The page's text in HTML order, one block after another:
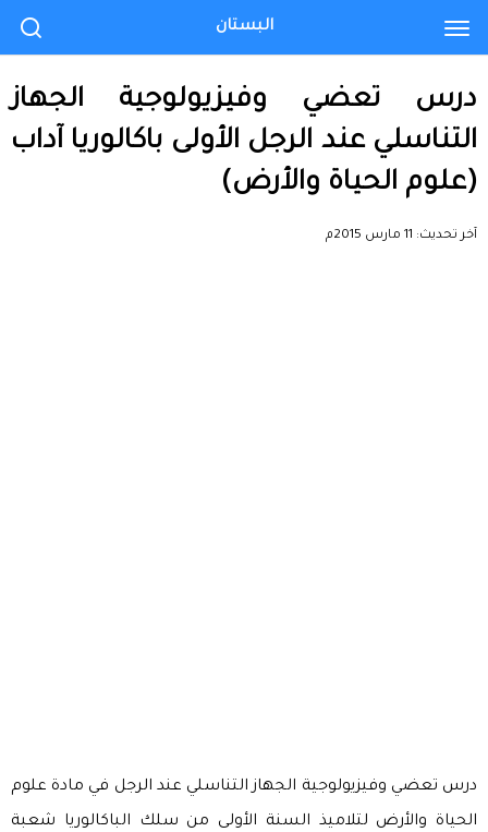
درس تعضي وفيزيولوجية الجهاز
التناسلي عند الرجل الأولى باكالوريا آداب
(علوم الحياة والأرض)
آخر تحديث: 11 مارس 2015م
درس تعضي وفيزيولوجية الجهاز التناسلي عند الرجل في مادة علوم
الحياة والأرض لتلاميذ السنة الأولى من سلك الباكالوريا شعبة
البستان